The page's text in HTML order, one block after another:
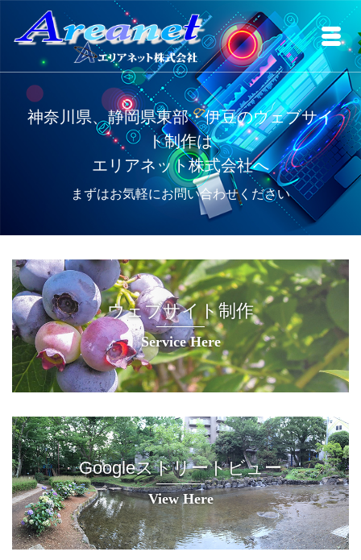
神奈川県、静岡県東部・伊豆のウェブサイ
ト制作は
エリアネット株式会社へ
まずはお気軽にお問い合わせください
ウェブサイト制作
Service Here
Googleストリートビュー
View Here